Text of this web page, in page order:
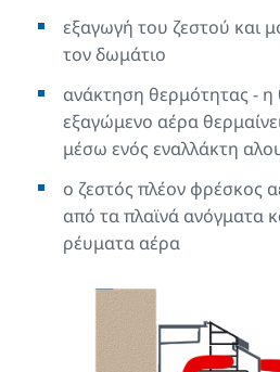
εξαγωγή του ζεστού και
τον δωμάτιο
ανάκτηση θερμότητας -
εξαγώμενο αέρα
μέσω ενός εναλλάκτη
ο ζεστός πλέον φρέσκος
από τα πλαϊνά ανόγματα
ρέυματα αέρα